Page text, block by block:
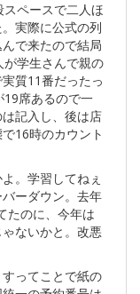
ペースで二人ほ
実際に公式の列
で来たので結局
学生さんで親の
質11番だったっ
席あるので一
記入し、後は店
16時のカウント
。学習してねぇ
ーダウン。去年
たのに、今年は
ないかと。改悪
ってことで紙の